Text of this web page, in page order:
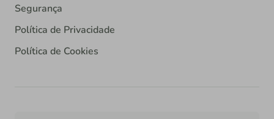
Segurança
Política de Privacidade
Política de Cookies